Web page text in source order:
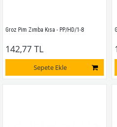
Groz Pim Zımba Kısa - PP/HD/1-8
142,77 TL
Sepete Ekle